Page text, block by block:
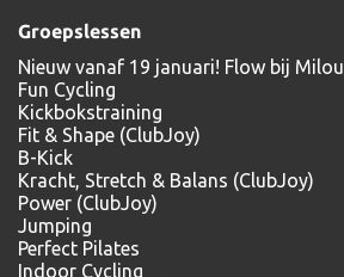
Groepslessen
Nieuw vanaf 19 januari! Flow bij Milou
Fun Cycling
Kickbokstraining
Fit & Shape (ClubJoy)
B-Kick
Kracht, Stretch & Balans (ClubJoy)
Power (ClubJoy)
Jumping
Perfect Pilates
Indoor Cycling